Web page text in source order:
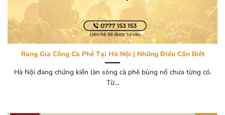
Rang Gia Công Cà Phê Tại Hà Nội | Những Điều Cần Biết
Hà Nội đang chứng kiến làn sóng cà phê bùng nổ chưa từng có.
Từ...